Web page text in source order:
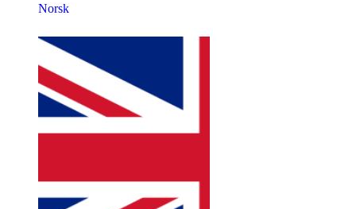
Norsk